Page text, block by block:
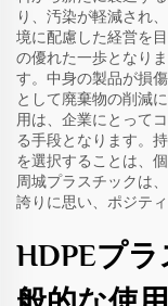
り、汚染が軽減され
境に配慮した経営を
の優れた一歩となり
す。中身の製品が損
として廃棄物の削減
用は、企業にとって
る手段となります。
を選択することは、
周城プラスチックは
誇りに思い、ポジテ
HDPEプ